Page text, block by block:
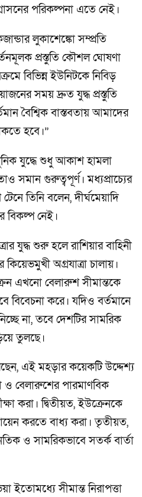
পরিকল্পনা এতে নেই।
লুকাশেঙ্কো সম্প্রতি
প্রস্তুতি কৌশল ঘোষণা
বিভিন্ন ইউনিটকে নিবিড়
সময় দ্রুত যুদ্ধ প্রস্তুতি
বৈশ্বিক বাস্তবতায় আমাদের
হবে।”
যুদ্ধে শুধু আকাশ হামলা
সমান গুরুত্বপূর্ণ। মধ্যপ্রাচ্যের
তিনি বলেন, দীর্ঘমেয়াদি
বিকল্প নেই।
যুদ্ধ শুরু হলে রাশিয়ার বাহিনী
অগ্রযাত্রা চালায়।
এখনো বেলারুশ সীমান্তকে
বিবেচনা করে। যদিও বর্তমানে
না, তবে দেশটির সামরিক
তুলছে।
এই মহড়ার কয়েকটি উদ্দেশ্য
ও বেলারুশের পারমাণবিক
করা। দ্বিতীয়ত, ইউক্রেনকে
করতে বাধ্য করা। তৃতীয়ত,
ও সামরিকভাবে সতর্ক বার্তা
ইতোমধ্যে সীমান্ত নিরাপত্তা